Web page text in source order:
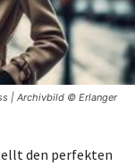
| Archivbild © Erlanger
den perfekten